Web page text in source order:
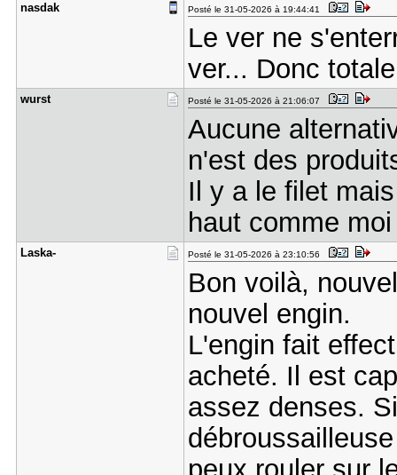
nasdak Posté le 31-05-2026 à 19:44:41
Le ver ne
ver... Donc
wurst Posté le 31-05-2026 à 21:06:07
Aucune
n'est des
Il y a le filet
haut comme
Laska- Posté le 31-05-2026 à 23:10:56
Bon voilà,
nouvel engin.
L'engin fait
acheté. Il est
assez denses.
peux rouler sur